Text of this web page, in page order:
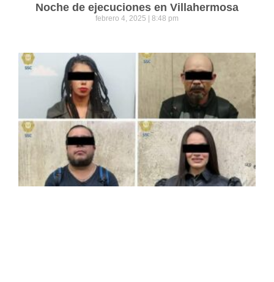
Noche de ejecuciones en Villahermosa
febrero 4, 2025 8:48 pm